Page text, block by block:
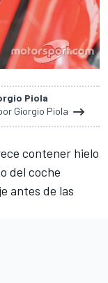
Piola
Giorgio Piola
contener hielo
del coche
antes de las